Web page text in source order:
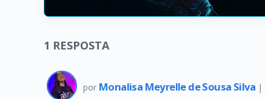
1 RESPOSTA
por Monalisa Meyrelle de Sousa Silva |